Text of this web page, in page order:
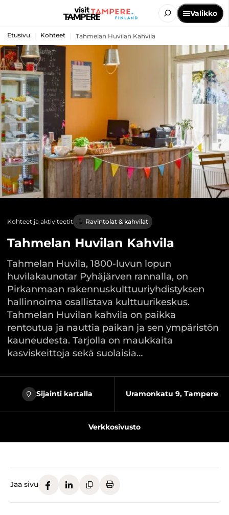
Valikko
Etusivu Kohteet Tahmelan Huvilan Kahvila
Kohteet ja aktiviteetit Ravintolat & kahvilat
Tahmelan Huvilan Kahvila
Tahmelan Huvila, 1800-luvun lopun
huvilakaunotar Pyhäjärven rannalla, on
Pirkanmaan rakennuskulttuuriyhdistyksen
hallinnoima osallistava kulttuurikeskus.
Tahmelan Huvilan kahvila on paikka
rentoutua ja nauttia paikan ja sen ympäristön
kauneudesta. Tarjolla on maukkaita
kasviskeittoja sekä suolaisia…
Sijainti kartalla Uramonkatu 9, Tampere
Verkkosivusto
Jaa sivu